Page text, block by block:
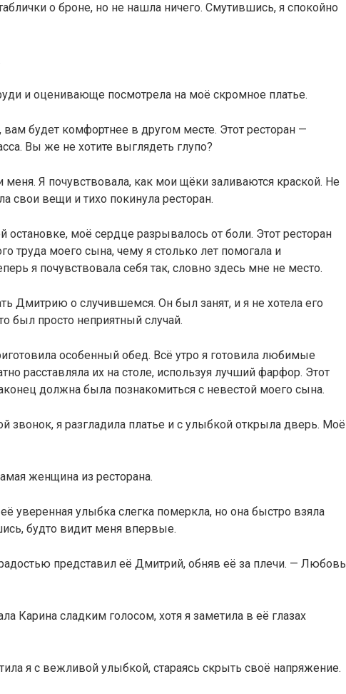
о броне, но не нашла ничего. Смутившись, я спокойно
и оценивающе посмотрела на моё скромное платье.
будет комфортнее в другом месте. Этот ресторан —
Вы же не хотите выглядеть глупо?
меня. Я почувствовала, как мои щёки заливаются краской. Не
свои вещи и тихо покинула ресторан.
остановке, моё сердце разрывалось от боли. Этот ресторан
труда моего сына, чему я столько лет помогала и
я почувствовала себя так, словно здесь мне не место.
Дмитрию о случившемся. Он был занят, и я не хотела его
был просто неприятный случай.
особенный обед. Всё утро я готовила любимые
расставляла их на столе, используя лучший фарфор. Этот
должна была познакомиться с невестой моего сына.
звонок, я разгладила платье и с улыбкой открыла дверь. Моё
женщина из ресторана.
уверенная улыбка слегка померкла, но она быстро взяла
будто видит меня впервые.
представил её Дмитрий, обняв её за плечи. — Любовь
Карина сладким голосом, хотя я заметила в её глазах
я с вежливой улыбкой, стараясь скрыть своё напряжение.